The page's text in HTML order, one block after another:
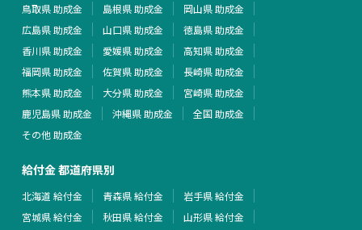
鳥取県 助成金
島根県 助成金
岡山県 助成金
広島県 助成金
山口県 助成金
徳島県 助成金
香川県 助成金
愛媛県 助成金
高知県 助成金
福岡県 助成金
佐賀県 助成金
長崎県 助成金
熊本県 助成金
大分県 助成金
宮崎県 助成金
鹿児島県 助成金
沖縄県 助成金
全国 助成金
その他 助成金
給付金 都道府県別
北海道 給付金 青森県 給付金
岩手県 給付金
宮城県 給付金
秋田県 給付金
山形県 給付金